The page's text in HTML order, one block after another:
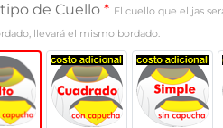
de Cuello* El cuello que elijas
llevará el mismo bordado.